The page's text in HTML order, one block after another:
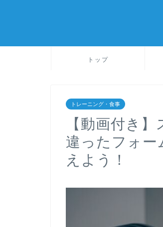
トップ
トレーニング・食事
【動画付き
違ったフォー
えよう！